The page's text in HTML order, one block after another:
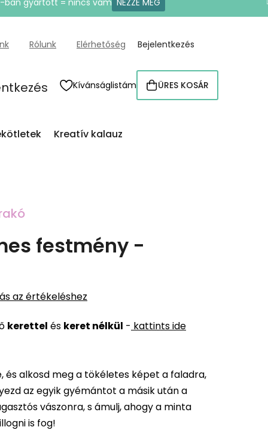
ban gyártott = nincs vám NÉZZE MEG
Rólunk Elérhetőség Bejelentkezés
Kívánságlistám KOSÁR
ÜRES KOSÁR
Kreatív kalauz
festmény -
az értékeléshez
kerettel és keret nélkül - kattints ide
és alkosd meg a tökéletes képet a faladra,
az egyik gyémántot a másik után a
vászonra, s ámulj, ahogy a minta
is fog!